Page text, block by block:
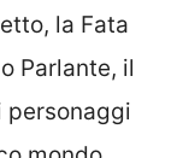
la Fata
Parlante, il
personaggi